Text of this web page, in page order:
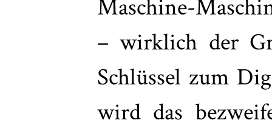
Maschine-
– wirklich der
Schlüssel zum
wird das